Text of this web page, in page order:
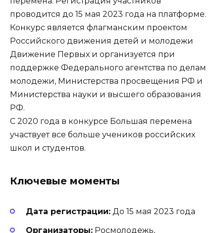
проводится до 15 мая 2023 года на платформе.
Конкурс является флагманским проектом
Российского движения детей и молодежи
Движение Первых и организуется при
поддержке Федерального агентства по делам
молодежи, Министерства просвещения РФ и
Министерства науки и высшего образования
РФ.
С 2020 года в конкурсе Большая перемена
участвует все больше учеников российских
школ и студентов.
Ключевые моменты
Дата регистрации: До 15 мая 2023 года
Организаторы: Росмолодежь,